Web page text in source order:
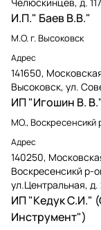
И.П." Баев В.В."
М.О. г. Высоковск
Адрес
141650,
Высоковск, ул.
ИП "Игошин В. В."
МО., Воскресенсикй
Адрес
140250,
Воскресенсикй р-
ул.Центральная, д.
ИП "Кедук С.И."
Инструмент")